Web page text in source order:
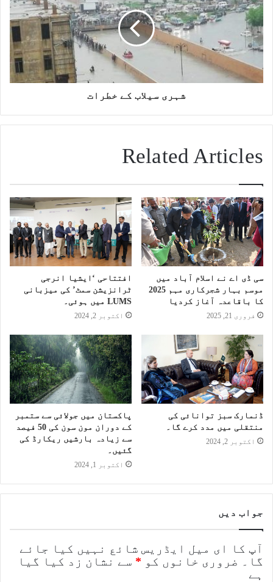
شہری سیلاب کے خطرات
Related Articles
سی ڈی اے نے اسلام آباد میں
موسم بہار شجرکاری مہم 2025
کا باقاعدہ آغاز کردیا
فروری 21, 2025
افتتاحی ‘ایشیا انرجی
ٹرانزیشن سمٹ’ کی میزبانی
LUMS میں ہوئی۔
اکتوبر 2, 2024
ڈنمارک سبز توانائی کی
منتقلی میں مدد کرے گا۔
اکتوبر 2, 2024
پاکستان میں جولائی سے ستمبر
کے دوران مون سون کی 50 فیصد
سے زیادہ بارشیں ریکارڈ کی
گئیں۔
اکتوبر 1, 2024
جواب دیں
آپ کا ای میل ایڈریس شائع نہیں کیا جائے
گا۔
ضروری خانوں کو * سے نشان زد کیا گیا
ہے